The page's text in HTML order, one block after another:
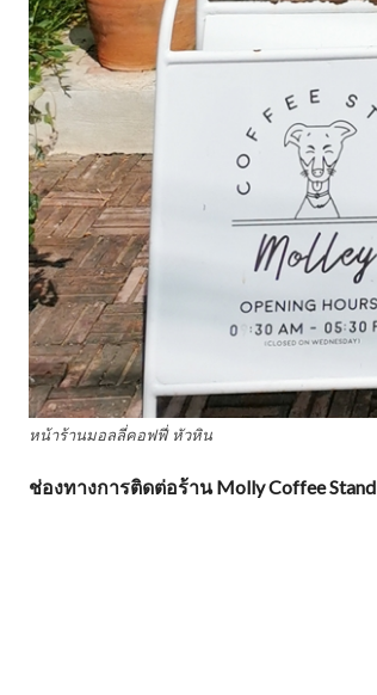
หน้าร้านมอลลี่คอฟฟี่ หัวหิน
ช่องทางการติดต่อร้าน Molly Coffee Stand